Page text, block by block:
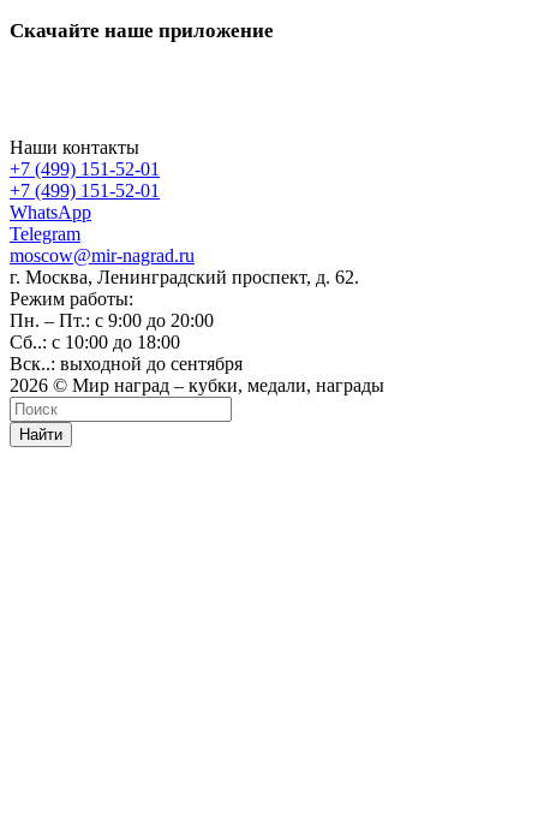
Скачайте наше приложение
Наши контакты
+7 (499) 151-52-01
+7 (499) 151-52-01
WhatsApp
Telegram
moscow@mir-nagrad.ru
г. Москва, Ленинградский проспект, д. 62.
Режим работы:
Пн. – Пт.: с 9:00 до 20:00
Сб..: с 10:00 до 18:00
Вск..: выходной до сентября
2026 © Мир наград – кубки, медали, награды
Найти